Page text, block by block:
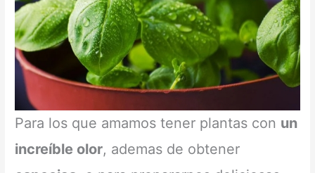
Para los que amamos tener plantas con un
increíble olor, ademas de obtener